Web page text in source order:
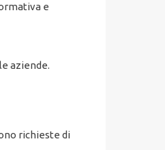
e
aziende.
richieste di